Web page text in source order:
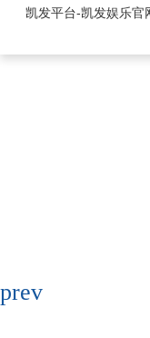
wafer系
凯发平台-凯发娱乐官